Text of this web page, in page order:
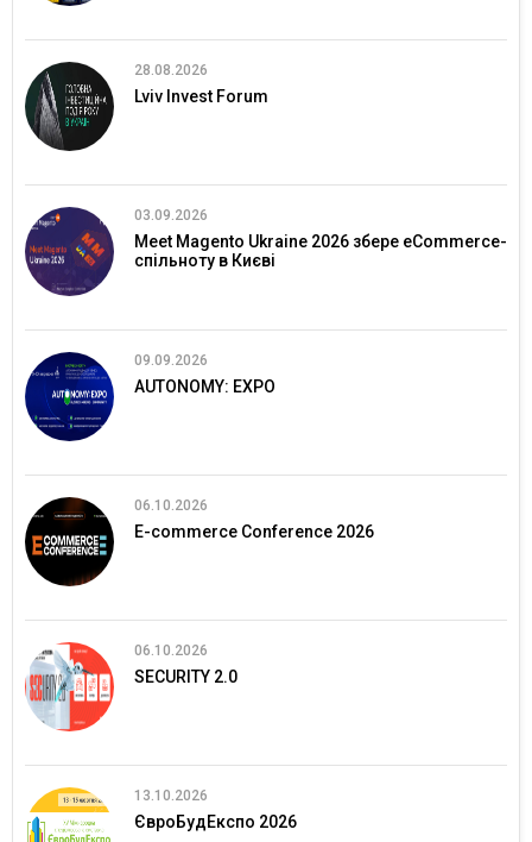
28.08.2026
Lviv Invest Forum
03.09.2026
Meet Magento Ukraine 2026 збере eCommerce-
спільноту в Києві
09.09.2026
AUTONOMY: EXPO
06.10.2026
E-commerce Conference 2026
06.10.2026
SECURITY 2.0
13.10.2026
ЄвроБудЕкспо 2026